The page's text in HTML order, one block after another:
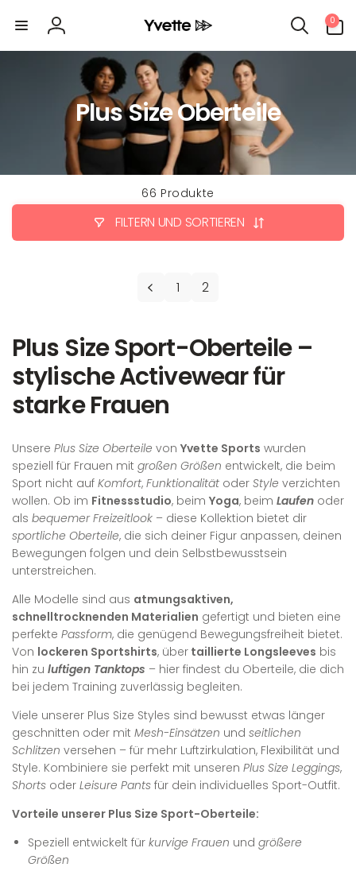
zum
Inhalt
Einloggen
0
Artikel
Plus Size Oberteile
66 Produkte
FILTERN UND SORTIEREN
1 2
Plus Size Sport-Oberteile –
stylische Activewear für
starke Frauen
Unsere Plus Size Oberteile von Yvette Sports wurden
speziell für Frauen mit großen Größen entwickelt, die beim
Sport nicht auf Komfort, Funktionalität oder Style verzichten
wollen. Ob im Fitnessstudio, beim Yoga, beim Laufen oder
als bequemer Freizeitlook – diese Kollektion bietet dir
sportliche Oberteile, die sich deiner Figur anpassen, deinen
Bewegungen folgen und dein Selbstbewusstsein
unterstreichen.
Alle Modelle sind aus atmungsaktiven,
schnelltrocknenden Materialien gefertigt und bieten eine
perfekte Passform, die genügend Bewegungsfreiheit bietet.
Von lockeren Sportshirts, über taillierte Longsleeves bis
hin zu luftigen Tanktops – hier findest du Oberteile, die dich
bei jedem Training zuverlässig begleiten.
Viele unserer Plus Size Styles sind bewusst etwas länger
geschnitten oder mit Mesh-Einsätzen und seitlichen
Schlitzen versehen – für mehr Luftzirkulation, Flexibilität und
Style. Kombiniere sie perfekt mit unseren Plus Size Leggings,
Shorts oder Leisure Pants für dein individuelles Sport-Outfit.
Vorteile unserer Plus Size Sport-Oberteile:
Speziell entwickelt für kurvige Frauen und größere
Größen